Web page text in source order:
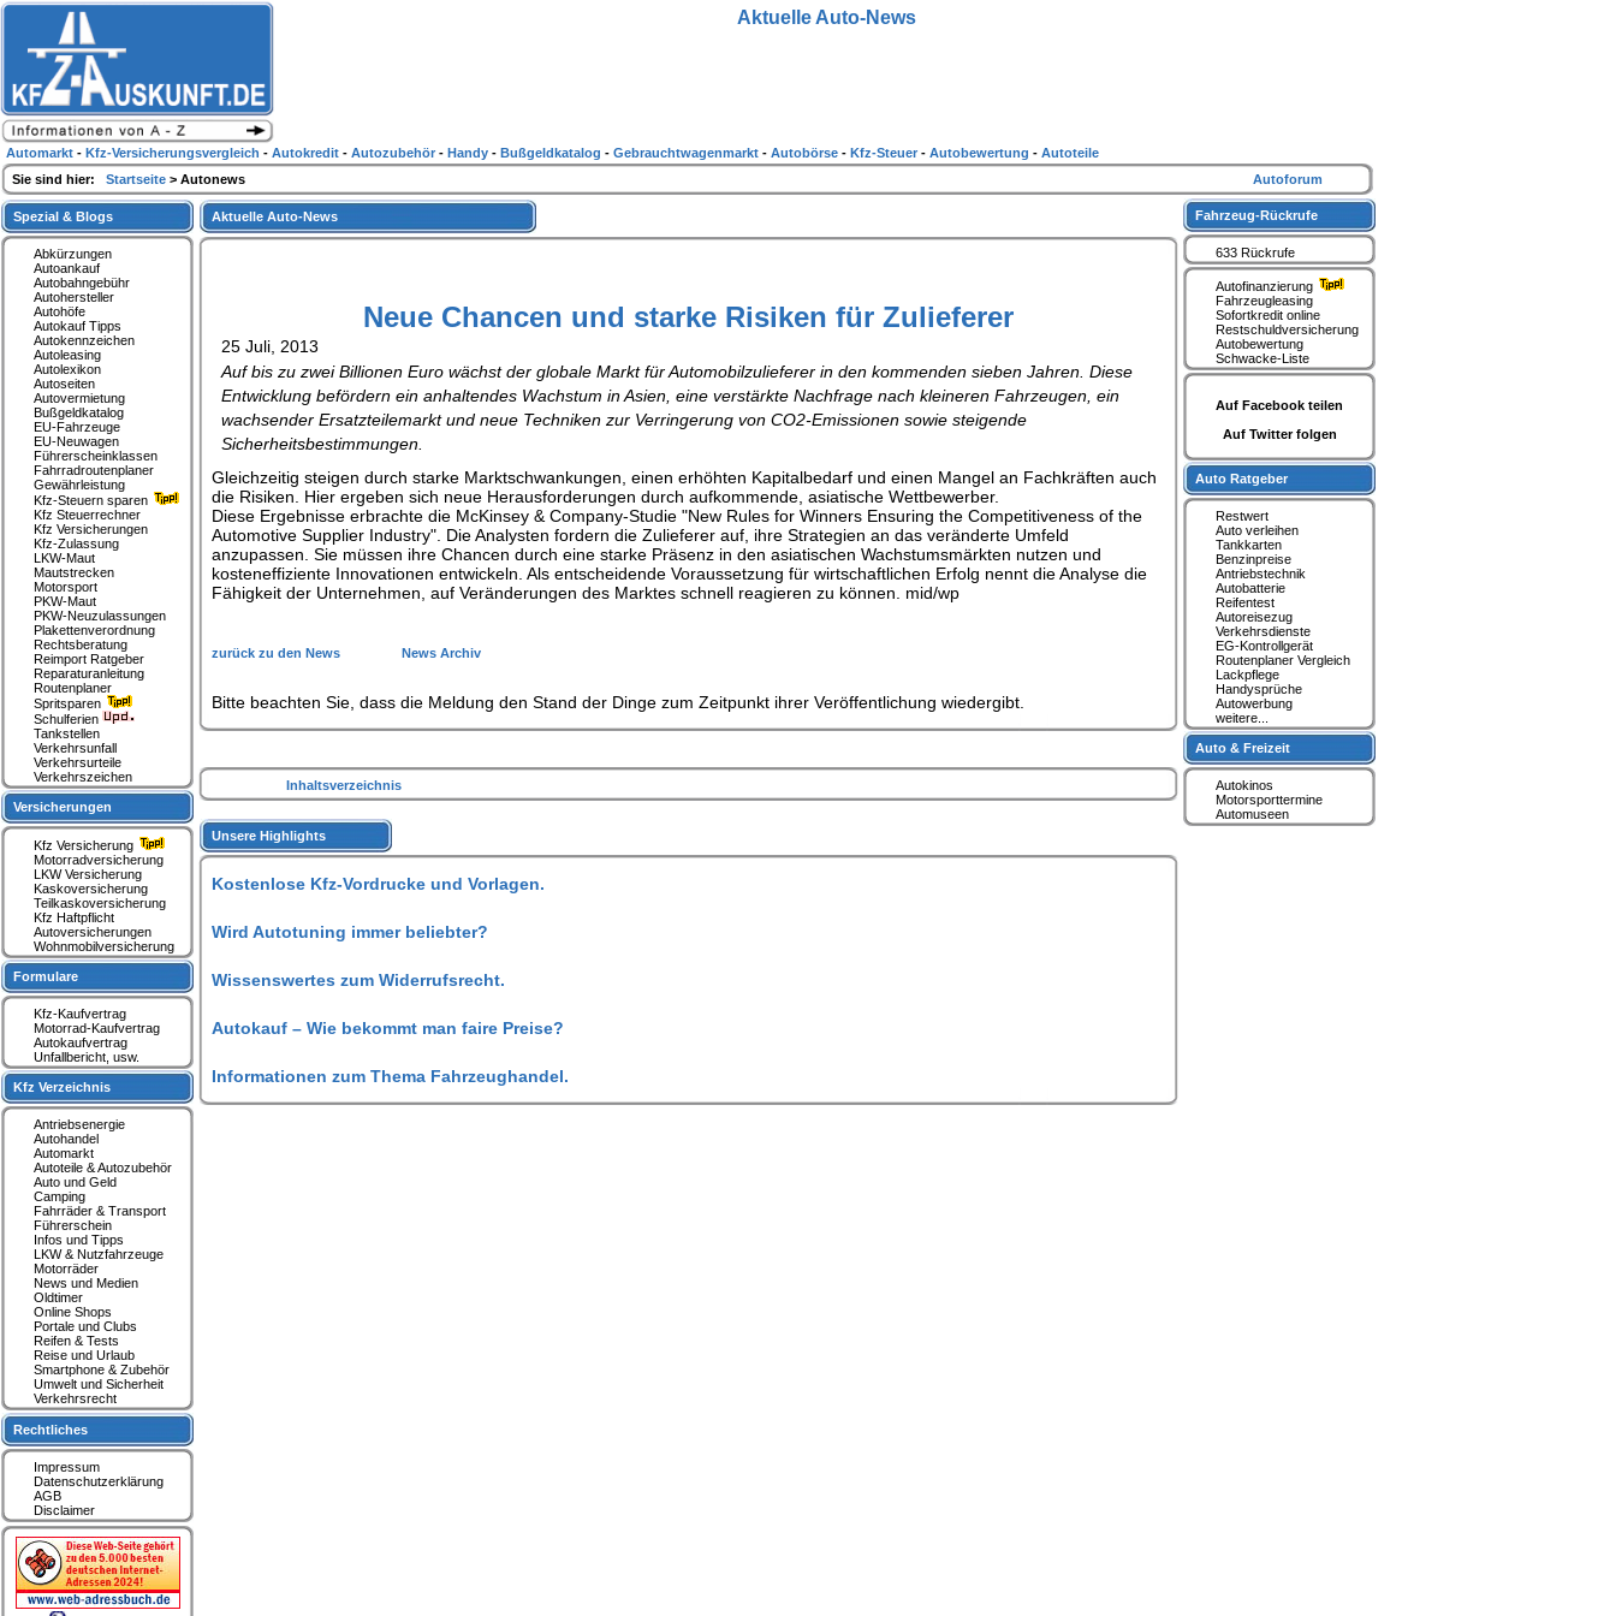
Aktuelle Auto-News
Neue Chancen und starke Risiken für Zulieferer
25 Juli, 2013
Auf bis zu zwei Billionen Euro wächst der globale Markt für Automobilzulieferer in den kommenden sieben Jahren. Diese
Entwicklung befördern ein anhaltendes Wachstum in Asien, eine verstärkte Nachfrage nach kleineren Fahrzeugen, ein
wachsender Ersatzteilemarkt und neue Techniken zur Verringerung von CO2-Emissionen sowie steigende
Sicherheitsbestimmungen.
Gleichzeitig steigen durch starke Marktschwankungen, einen erhöhten Kapitalbedarf und einen Mangel an Fachkräften auch
die Risiken. Hier ergeben sich neue Herausforderungen durch aufkommende, asiatische Wettbewerber.
Diese Ergebnisse erbrachte die McKinsey & Company-Studie "New Rules for Winners Ensuring the Competitiveness of the
Automotive Supplier Industry". Die Analysten fordern die Zulieferer auf, ihre Strategien an das veränderte Umfeld
anzupassen. Sie müssen ihre Chancen durch eine starke Präsenz in den asiatischen Wachstumsmärkten nutzen und
kosteneffiziente Innovationen entwickeln. Als entscheidende Voraussetzung für wirtschaftlichen Erfolg nennt die Analyse die
Fähigkeit der Unternehmen, auf Veränderungen des Marktes schnell reagieren zu können. mid/wp
zurück zu den News News Archiv
Bitte beachten Sie, dass die Meldung den Stand der Dinge zum Zeitpunkt ihrer Veröffentlichung wiedergibt.
Inhaltsverzeichnis
Unsere Highlights
Kostenlose Kfz-Vordrucke und Vorlagen.
Wird Autotuning immer beliebter?
Wissenswertes zum Widerrufsrecht.
Autokauf – Wie bekommt man faire Preise?
Informationen zum Thema Fahrzeughandel.
Spezial & Blogs
Abkürzungen
Autoankauf
Autobahngebühr
Autohersteller
Autohöfe
Autokauf Tipps
Autokennzeichen
Autoleasing
Autolexikon
Autoseiten
Autovermietung
Bußgeldkatalog
EU-Fahrzeuge
EU-Neuwagen
Führerscheinklassen
Fahrradroutenplaner
Gewährleistung
Kfz-Steuern sparen
Kfz Steuerrechner
Kfz Versicherungen
Kfz-Zulassung
LKW-Maut
Mautstrecken
Motorsport
PKW-Maut
PKW-Neuzulassungen
Plakettenverordnung
Rechtsberatung
Reimport Ratgeber
Reparaturanleitung
Routenplaner
Spritsparen
Schulferien
Tankstellen
Verkehrsunfall
Verkehrsurteile
Verkehrszeichen
Versicherungen
Kfz Versicherung
Motorradversicherung
LKW Versicherung
Kaskoversicherung
Teilkaskoversicherung
Kfz Haftpflicht
Autoversicherungen
Wohnmobilversicherung
Formulare
Kfz-Kaufvertrag
Motorrad-Kaufvertrag
Autokaufvertrag
Unfallbericht, usw.
Kfz Verzeichnis
Antriebsenergie
Autohandel
Automarkt
Autoteile & Autozubehör
Auto und Geld
Camping
Fahrräder & Transport
Führerschein
Infos und Tipps
LKW & Nutzfahrzeuge
Motorräder
News und Medien
Oldtimer
Online Shops
Portale und Clubs
Reifen & Tests
Reise und Urlaub
Smartphone & Zubehör
Umwelt und Sicherheit
Verkehrsrecht
Rechtliches
Impressum
Datenschutzerklärung
AGB
Disclaimer
Fahrzeug-Rückrufe
633 Rückrufe
Autofinanzierung
Fahrzeugleasing
Sofortkredit online
Restschuldversicherung
Autobewertung
Schwacke-Liste
Auf Facebook teilen
Auf Twitter folgen
Auto Ratgeber
Restwert
Auto verleihen
Tankkarten
Benzinpreise
Antriebstechnik
Autobatterie
Reifentest
Autoreisezug
Verkehrsdienste
EG-Kontrollgerät
Routenplaner Vergleich
Lackpflege
Handysprüche
Autowerbung
weitere...
Auto & Freizeit
Autokinos
Motorsporttermine
Automuseen
Aktuelle Auto-News
Automarkt - Kfz-Versicherungsvergleich - Autokredit - Autozubehör - Handy - Bußgeldkatalog - Gebrauchtwagenmarkt - Autobörse - Kfz-Steuer - Autobewertung - Autoteile
Sie sind hier: Startseite > Autonews Autoforum